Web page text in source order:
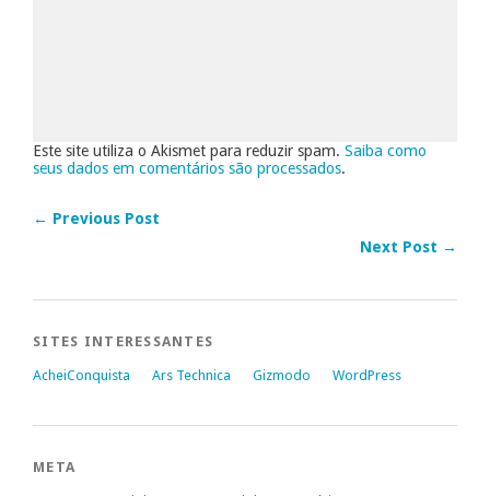
Este site utiliza o Akismet para reduzir spam. Saiba como
seus dados em comentários são processados.
← Previous Post
Next Post →
SITES INTERESSANTES
AcheiConquista Ars Technica Gizmodo WordPress
META